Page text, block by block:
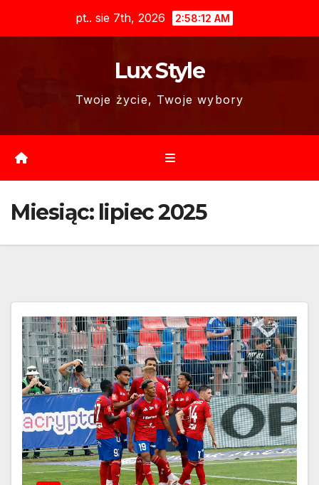
pt.. sie 7th, 2026 2:58:14 AM
Lux Style
Twoje życie, Twoje wybory
Miesiąc: lipiec 2025